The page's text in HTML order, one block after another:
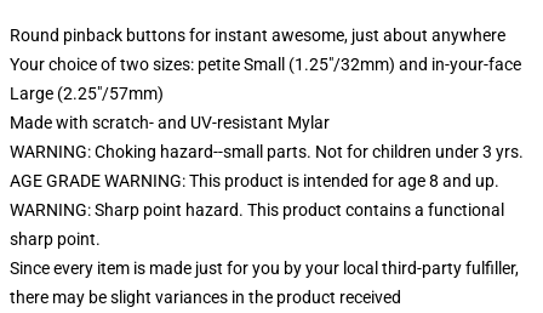
Round pinback buttons for instant awesome, just about anywhere
Your choice of two sizes: petite Small (1.25"/32mm) and in-your-face
Large (2.25"/57mm)
Made with scratch- and UV-resistant Mylar
WARNING: Choking hazard--small parts. Not for children under 3 yrs.
AGE GRADE WARNING: This product is intended for age 8 and up.
WARNING: Sharp point hazard. This product contains a functional
sharp point.
Since every item is made just for you by your local third-party fulfiller,
there may be slight variances in the product received